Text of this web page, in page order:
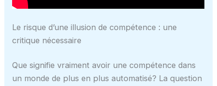
Le risque d’une illusion de compétence : une
critique nécessaire
Que signifie vraiment avoir une compétence dans
un monde de plus en plus automatisé? La question